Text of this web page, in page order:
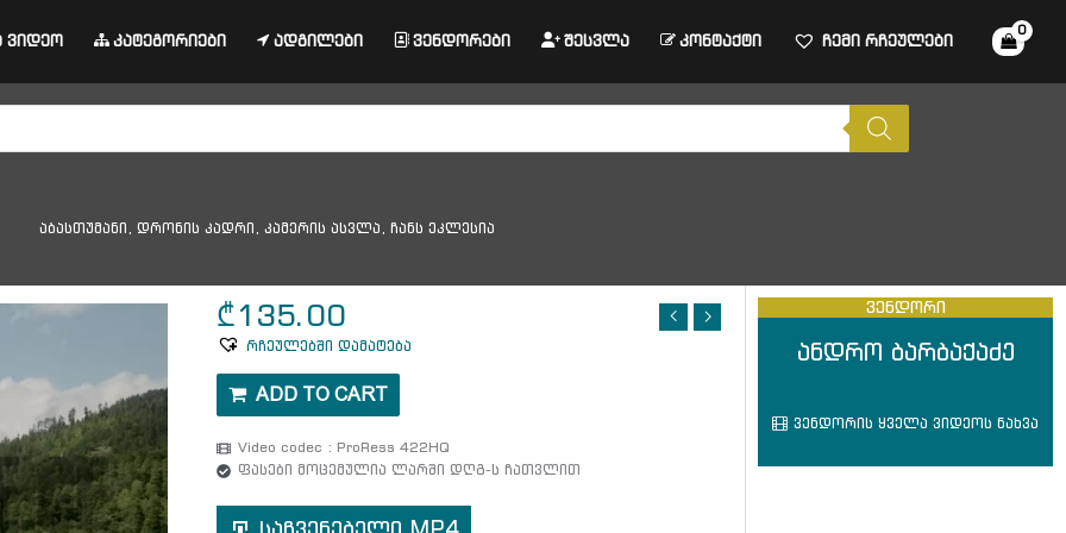
ვიდეო კატეგორიები ადგილები ვენდორები შესვლა კონტაქტი ჩემი რჩეულები
აბასთუმანი, დრონის კადრი, კამერის ასვლა, ჩანს ეკლესია
₾135.00
რჩეულებში დამატება
ADD TO CART
Video codec : ProRess 422HQ
ფასები მოცემულია ლარში დღგ-ს ჩათვლით
ვენდორი
ანდრო ბარბაქაძე
ვენდორის ყველა ვიდეოს ნახვა